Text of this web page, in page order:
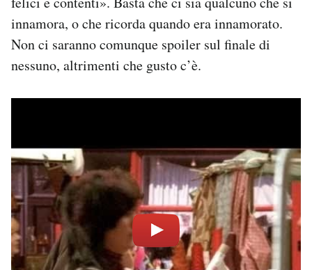
innamora, o che ricorda quando era innamorato.
Non ci saranno comunque spoiler sul finale di
nessuno, altrimenti che gusto c’è.